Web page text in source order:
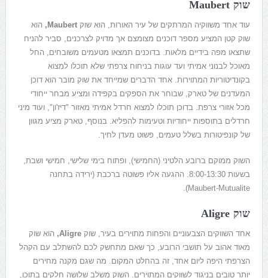
שוק Maubert
עוד אחד משווקיה המרתקים של עיר האורות, הוא שוק Maubert,
הוא
שוק קטן המציע מספר דוכנים מצומצם אך מדויק לצרכנים, סביר להניח
שתצאו מפה בידיים מלאות. בדוכנים תמצאו מטעמים משובחים, החל
מאוכל לבנוני אמיתי ועד עוגות בניחוח צרפתי שלא תוכלו למצוא
בקונדיטוריות המתוירות. אחד הדברים שמייחד את שוק מובר הוא דוכן
המעדנים של טארק, שבוחר את הספקים בקפידה ומציע מבחר ייחודי
מכל אזורי צרפת. בדוכן תוכלו למצוא חרדל אמיתי מאזור "דיז'ון", ועוד מיני
חרדלים בתוספות ייחודיות וטעימות להפליא. בנוסף, טארק מציע מגוון
של קונפיטורות בשלל טעמים, פשוט מעדן לחיך.
השוק ממוקם ברובע הלטיני (החמישי), ופתוח בימי שלישי, חמישי ושבת,
בשעות 8:00-13:30. ההגעה אליו פשוטה ברכבת (ירידה בתחנה
Maubert-Mutualite
).
שוק Aligre
אחד השווקים הצבעוניים והפחות מתוירים בעיר, שוק Aligre, הוא שוק
מאוד אהוב על תושבי הרובע, כך שאם מתחשק לכם להשתלב עם הקהל
הצרפתי היפה ליום אחד, זה בהחלט המקום. מה שגם מקנה מחירים
יותר טובים בניגוד לשווקים המתוירים. השוק משלב שלושה חלקים בתוכו,